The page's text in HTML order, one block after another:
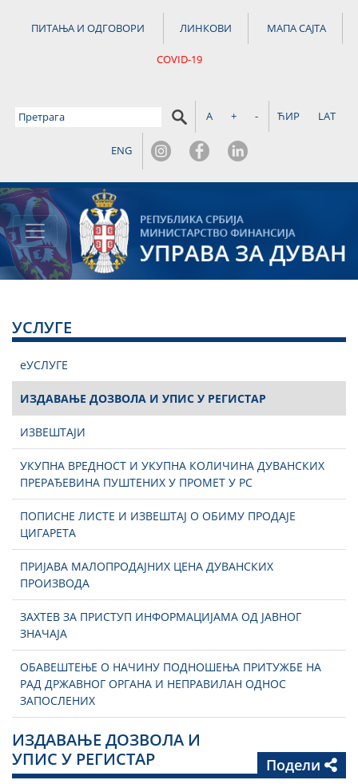
ПИТАЊА И ОДГОВОРИ ЛИНКОВИ МАПА САЈТА
COVID-19
A + - ЋИР LAT
ENG
УСЛУГЕ
еУСЛУГЕ
ИЗДАВАЊЕ ДОЗВОЛА И УПИС У РЕГИСТАР
ИЗВЕШТАЈИ
УКУПНА ВРЕДНОСТ И УКУПНА КОЛИЧИНА ДУВАНСКИХ
ПРЕРАЂЕВИНА ПУШТЕНИХ У ПРОМЕТ У РС
ПОПИСНЕ ЛИСТЕ И ИЗВЕШТАЈ О ОБИМУ ПРОДАЈЕ
ЦИГАРЕТА
ПРИЈАВА МАЛОПРОДАЈНИХ ЦЕНА ДУВАНСКИХ
ПРОИЗВОДА
ЗАХТЕВ ЗА ПРИСТУП ИНФОРМАЦИЈАМА ОД ЈАВНОГ
ЗНАЧАЈА
ОБАВЕШТЕЊЕ О НАЧИНУ ПОДНОШЕЊА ПРИТУЖБЕ НА
РАД ДРЖАВНОГ ОРГАНА И НЕПРАВИЛАН ОДНОС
ЗАПОСЛЕНИХ
ИЗДАВАЊЕ ДОЗВОЛА И
УПИС У РЕГИСТАР
Подели